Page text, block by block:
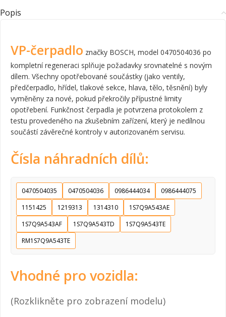
Popis
VP-čerpadlo značky BOSCH, model 0470504036 po
kompletní regeneraci splňuje požadavky srovnatelné s novým
dílem. Všechny opotřebované součástky (jako ventily,
předčerpadlo, hřídel, tlakové sekce, hlava, tělo, těsnění) byly
vyměněny za nové, pokud překročily přípustné limity
opotřebení. Funkčnost čerpadla je potvrzena protokolem z
testu provedeného na zkušebním zařízení, který je nedílnou
součástí závěrečné kontroly v autorizovaném servisu.
Čísla náhradních dílů:
0470504035 0470504036 0986444034
0986444075
1151425
1219313 1314310
1S7Q9A543AE
1S7Q9A543AF
1S7Q9A543TD
1S7Q9A543TE
RM1S7Q9A543TE
Vhodné pro vozidla:
(Rozklikněte pro zobrazení modelu)